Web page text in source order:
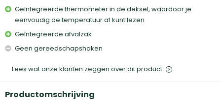
Geïntegreerde thermometer in de deksel, waardoor je
eenvoudig de temperatuur af kunt lezen
Geïntegreerde afvalzak
Geen gereedschapshaken
Lees wat onze klanten zeggen over dit product
Productomschrijving